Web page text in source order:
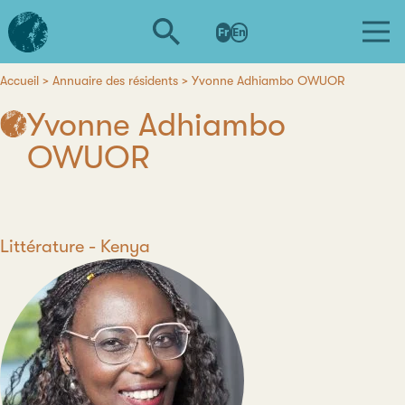
Aller
au
contenu
L'institut
d'études
avancées
de
Fr En
d'Ariane
Accueil Annuaire des résidents Yvonne Adhiambo OWUOR
Yvonne Adhiambo
OWUOR
Discipline
Littérature Pays
Kenya